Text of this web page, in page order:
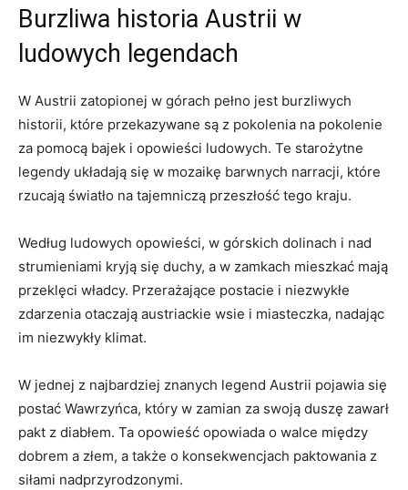
Burzliwa‌ historia⁤ Austrii⁢ w
ludowych legendach
W Austrii zatopionej w górach pełno ​jest burzliwych​
historii, które przekazywane są z pokolenia na pokolenie
za pomocą bajek i opowieści ludowych. Te⁢ starożytne
legendy układają się⁣ w mozaikę barwnych narracji, które
rzucają światło na⁤ tajemniczą przeszłość ⁤tego kraju.
Według ludowych opowieści, w górskich⁤ dolinach i nad
strumieniami kryją się duchy,‍ a w zamkach mieszkać mają
przeklęci władcy. Przerażające⁤ postacie i niezwykłe
zdarzenia ‍otaczają austriackie wsie i miasteczka, nadając
im niezwykły klimat.
W jednej z najbardziej znanych legend Austrii pojawia się
postać ⁢Wawrzyńca, który w zamian za swoją duszę zawarł‌
pakt z diabłem. Ta opowieść ⁤opowiada o walce między
dobrem a złem, a także o konsekwencjach paktowania z
‌siłami⁤ nadprzyrodzonymi.